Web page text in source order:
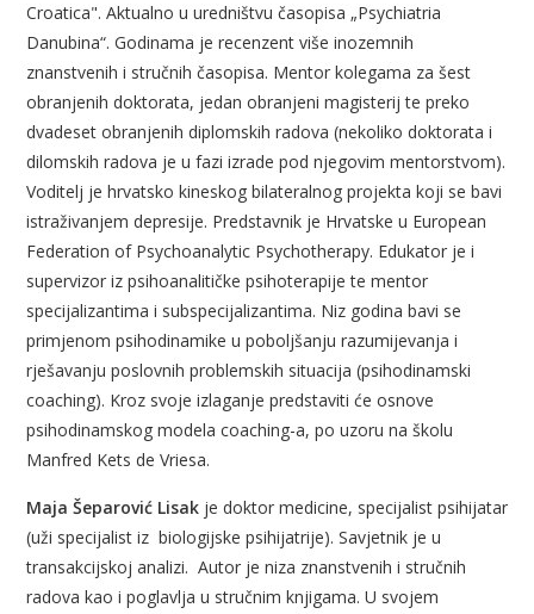
Croatica". Aktualno u uredništvu časopisa „Psychiatria
Danubina“. Godinama je recenzent više inozemnih
znanstvenih i stručnih časopisa. Mentor kolegama za šest
obranjenih doktorata, jedan obranjeni magisterij te preko
dvadeset obranjenih diplomskih radova (nekoliko doktorata i
dilomskih radova je u fazi izrade pod njegovim mentorstvom).
Voditelj je hrvatsko kineskog bilateralnog projekta koji se bavi
istraživanjem depresije. Predstavnik je Hrvatske u European
Federation of Psychoanalytic Psychotherapy. Edukator je i
supervizor iz psihoanalitičke psihoterapije te mentor
specijalizantima i subspecijalizantima. Niz godina bavi se
primjenom psihodinamike u poboljšanju razumijevanja i
rješavanju poslovnih problemskih situacija (psihodinamski
coaching). Kroz svoje izlaganje predstaviti će osnove
psihodinamskog modela coaching-a, po uzoru na školu
Manfred Kets de Vriesa.
Maja Šeparović Lisak je doktor medicine, specijalist psihijatar
(uži specijalist iz biologijske psihijatrije). Savjetnik je u
transakcijskoj analizi. Autor je niza znanstvenih i stručnih
radova kao i poglavlja u stručnim knjigama. U svojem